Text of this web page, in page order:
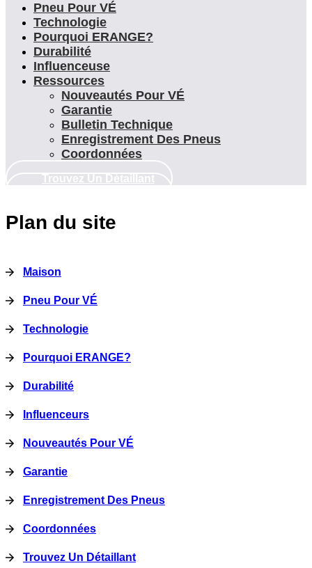
Pneu Pour VÉ
Technologie
Pourquoi ERANGE?
Durabilité
Influenceuse
Ressources
Nouveautés Pour VÉ
Garantie
Bulletin Technique
Enregistrement Des Pneus
Coordonnées
Trouvez Un Détaillant
Plan du site
Maison
Pneu Pour VÉ
Technologie
Pourquoi ERANGE?
Durabilité
Influenceurs
Nouveautés Pour VÉ
Garantie
Enregistrement Des Pneus
Coordonnées
Trouvez Un Détaillant